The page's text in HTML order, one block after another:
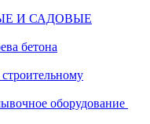
И САДОВЫЕ
бетона
оборудование